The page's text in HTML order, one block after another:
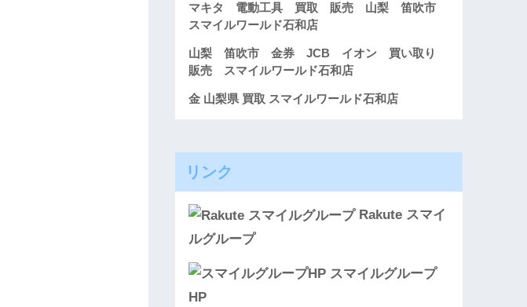
マキタ 電動工具 買取 販売 山梨 笛吹市
スマイルワールド石和店
山梨 笛吹市 金券 JCB イオン 買い取り
販売 スマイルワールド石和店
金 山梨県 買取 スマイルワールド石和店
リンク
Rakute スマイ
ルグループ
スマイルグループ
HP